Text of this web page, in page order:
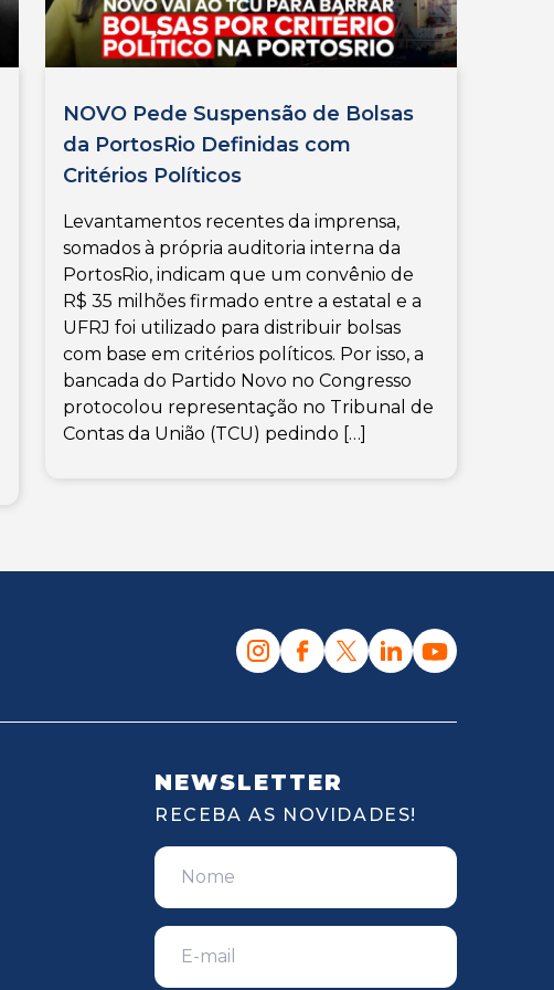
NOVO Pede Suspensão de Bolsas
da PortosRio Definidas com
Critérios Políticos
Levantamentos recentes da imprensa,
somados à própria auditoria interna da
PortosRio, indicam que um convênio de
R$ 35 milhões firmado entre a estatal e a
UFRJ foi utilizado para distribuir bolsas
com base em critérios políticos. Por isso, a
bancada do Partido Novo no Congresso
protocolou representação no Tribunal de
Contas da União (TCU) pedindo […]
NEWSLETTER
RECEBA AS NOVIDADES!